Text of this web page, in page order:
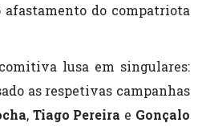
afastamento do compatriota
lusa em singulares:
as respetivas campanhas
, Tiago Pereira e Gonçalo